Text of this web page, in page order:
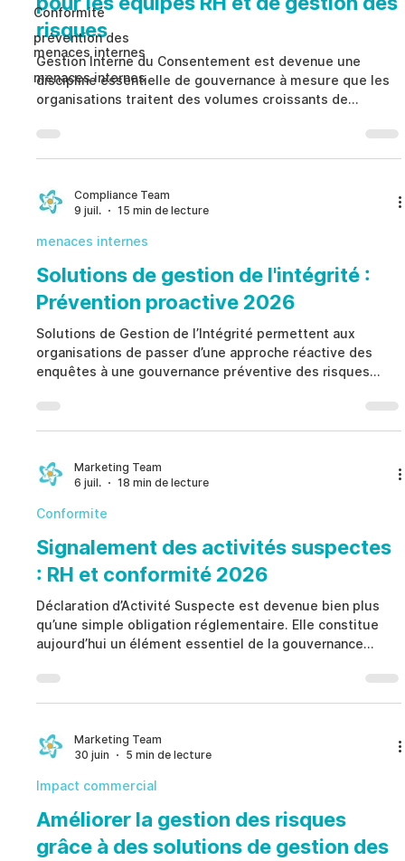
Conformité
prévention des
menaces internes
menaces internes
risques
Gestion Interne du Consentement est devenue une
discipline essentielle de gouvernance à mesure que les
organisations traitent des volumes croissants de
les domaines des ressources humaines, de la
conformité, des enquêtes internes, de la sécurité et des
comme un simple formulaire signé une seule fois,
Gestion Interne du Consentement établit un cadre
Compliance Team
9 juil.
15 min de lecture
menaces internes
Solutions de gestion de l'intégrité :
Prévention proactive 2026
Solutions de Gestion de l’Intégrité permettent aux
organisations de passer d’une approche réactive des
enquêtes à une gouvernance préventive des risques
gestion des incidents, Solutions de Gestion de l’Intégrité
aident à identifier des indicateurs structurés de risque, à
confidentialité des collaborateurs, à améliorer la
conformité et à soutenir des décisions cohérentes a
Marketing Team
6 juil.
18 min de lecture
Conformite
Signalement des activités suspectes
: RH et conformité 2026
Déclaration d’Activité Suspecte est devenue bien plus
qu’une simple obligation réglementaire. Elle constitue
aujourd’hui un élément essentiel de la gouvernance
vérifier, de documenter et d’escalader les signaux de
risque de manière structurée. Plutôt que de considérer
d’Activité Suspecte favorise des investigations
équitables, protège la confidentialité, renforce la con
Marketing Team
30 juin
5 min de lecture
Impact commercial
Améliorer la gestion des risques
grâce à des solutions de gestion des